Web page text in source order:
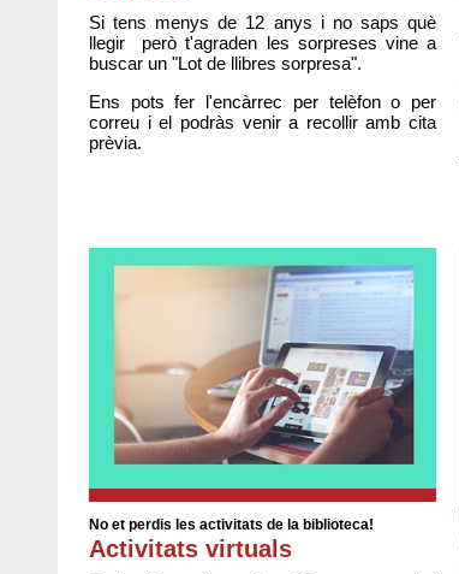
Si tens menys de 12 anys i no saps què
llegir però t'agraden les sorpreses vine a
buscar un "Lot de llibres sorpresa".
Ens pots fer l'encàrrec per telèfon o per
correu i el podràs venir a recollir amb cita
prèvia.
No et perdis les activitats de la biblioteca!
Activitats virtuals